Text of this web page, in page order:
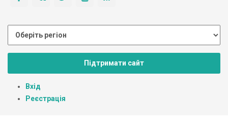
Підтримати сайт
Вхід
Реєстрація